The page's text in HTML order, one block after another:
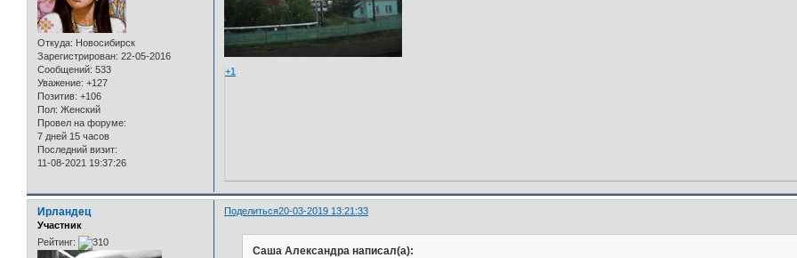
Откуда: Новосибирск
Зарегистрирован: 22-05-2016
Сообщений: 533
Уважение: +127
Позитив: +106
Пол: Женский
Провел на форуме:
7 дней 15 часов
Последний визит:
11-08-2021 19:37:26
+1
Поделиться20-03-2019 13:21:33
Ирландец
Участник
Рейтинг:
Саша Александра написал(а):